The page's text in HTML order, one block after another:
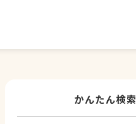
かんたん検索